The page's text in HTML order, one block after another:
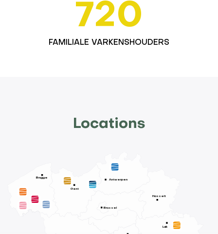
720
FAMILIALE VARKENSHOUDERS
Locations
Gent
Brussel
Antwerpen
Hasselt
Brugge
Luik